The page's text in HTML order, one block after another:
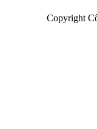
Copyright